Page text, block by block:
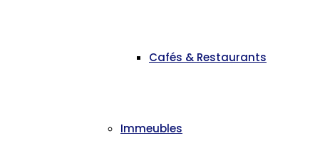
Cafés & Restaurants
Immeubles